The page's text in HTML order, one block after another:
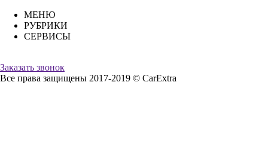
МЕНЮ
РУБРИКИ
СЕРВИСЫ
Заказать звонок
Все права защищены 2017-2019 © CarExtra